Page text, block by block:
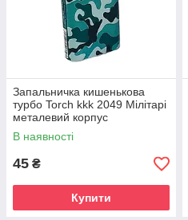
Запальничка кишенькова
турбо Torch kkk 2049 Мілітарі
металевий корпус
В наявності
45 ₴
Купити